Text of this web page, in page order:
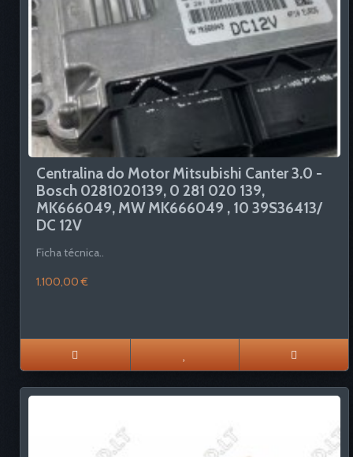
Centralina do Motor Mitsubishi Canter 3.0 -
Bosch 0281020139, 0 281 020 139,
MK666049, MW MK666049 , 10 39S36413/
DC 12V
Ficha técnica..
1.100,00 €